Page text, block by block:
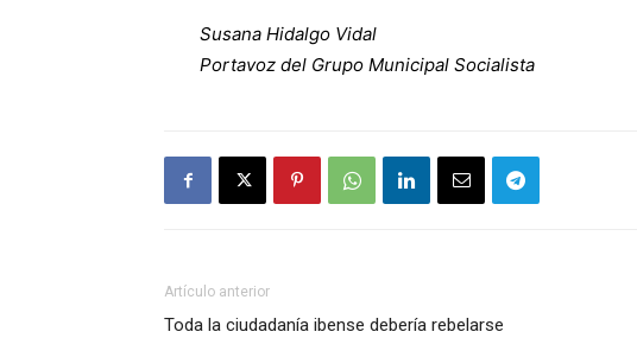
Susana Hidalgo Vidal
Portavoz del Grupo Municipal Socialista
Artículo anterior
Toda la ciudadanía ibense debería rebelarse